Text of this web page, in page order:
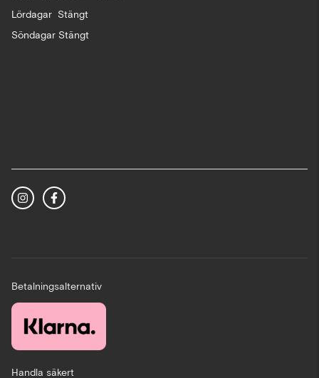
Lördagar Stängt
Söndagar Stängt
Betalningsalternativ
Handla säkert